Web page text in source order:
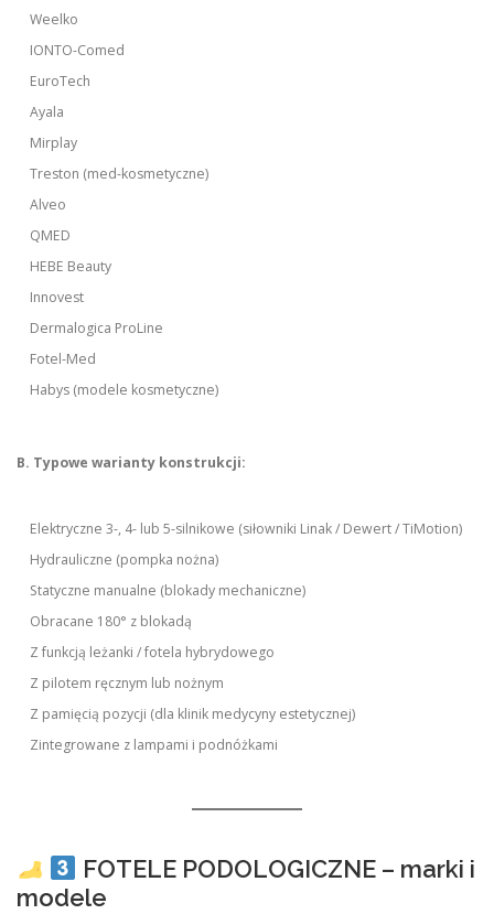
Weelko
IONTO-Comed
EuroTech
Ayala
Mirplay
Treston (med-kosmetyczne)
Alveo
QMED
HEBE Beauty
Innovest
Dermalogica ProLine
Fotel-Med
Habys (modele kosmetyczne)
B. Typowe warianty konstrukcji:
Elektryczne 3-, 4- lub 5-silnikowe (siłowniki Linak / Dewert / TiMotion)
Hydrauliczne (pompka nożna)
Statyczne manualne (blokady mechaniczne)
Obracane 180° z blokadą
Z funkcją leżanki / fotela hybrydowego
Z pilotem ręcznym lub nożnym
Z pamięcią pozycji (dla klinik medycyny estetycznej)
Zintegrowane z lampami i podnóżkami
FOTELE PODOLOGICZNE – marki i
modele